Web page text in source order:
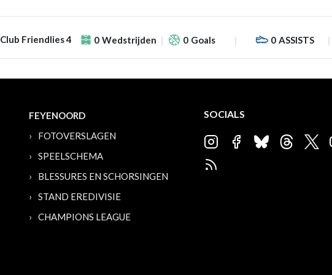
Club Friendlies 4 0 Wedstrijden 0 Goals 0 ASSISTS
FEYENOORD
FOTOVERSLAGEN
SPEELSCHEMA
BLESSURES EN SCHORSINGEN
STAND EREDIVISIE
CHAMPIONS LEAGUE
SOCIALS